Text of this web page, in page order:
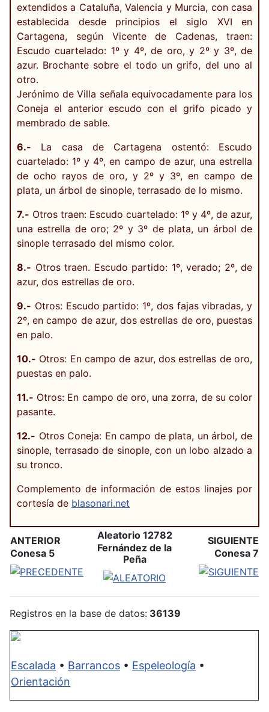
extendidos a Cataluña, Valencia y Murcia, con casa
establecida desde principios el siglo XVI en
Cartagena, según Vicente de Cadenas, traen:
Escudo cuartelado: 1º y 4º, de oro, y 2º y 3º, de
azur. Brochante sobre el todo un grifo, del uno al
otro.
Jerónimo de Villa señala equivocadamente para los
Coneja el anterior escudo con el grifo picado y
membrado de sable.
6.- La casa de Cartagena ostentó: Escudo
cuartelado: 1º y 4º, en campo de azur, una estrella
de ocho rayos de oro, y 2º y 3º, en campo de
plata, un árbol de sinople, terrasado de lo mismo.
7.- Otros traen: Escudo cuartelado: 1º y 4º, de azur,
una estrella de oro; 2º y 3º de plata, un árbol de
sinople terrasado del mismo color.
8.- Otros traen. Escudo partido: 1º, verado; 2º, de
azur, dos estrellas de oro.
9.- Otros: Escudo partido: 1º, dos fajas vibradas, y
2º, en campo de azur, dos estrellas de oro, puestas
en palo.
10.- Otros: En campo de azur, dos estrellas de oro,
puestas en palo.
11.- Otros: En campo de oro, una zorra, de su color
pasante.
12.- Otros Coneja: En campo de plata, un árbol, de
sinople, terrasado de sinople, con un lobo alzado a
su tronco.
Complemento de información de estos linajes por
cortesía de blasonari.net
ANTERIOR
Conesa 5
Aleatorio 12782
Fernández de la
Peña
SIGUIENTE
Conesa 7
Registros en la base de datos: 36139
Escalada • Barrancos • Espeleología •
Orientación